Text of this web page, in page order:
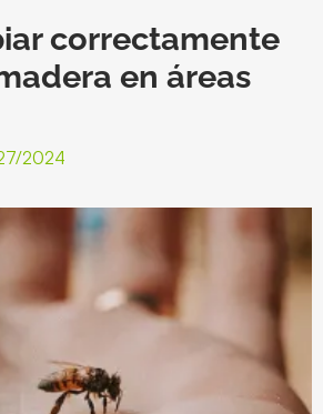
correctamente
en áreas
2024